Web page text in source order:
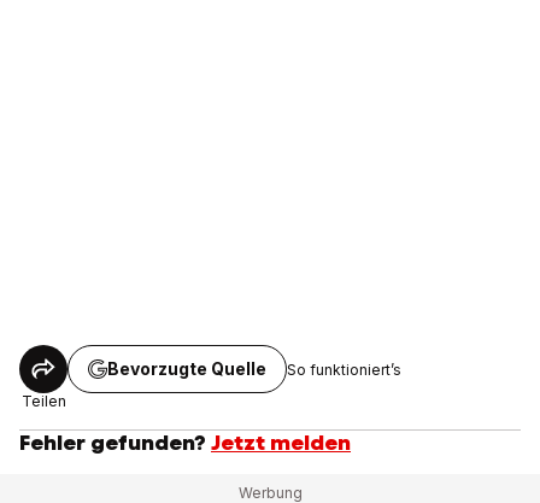
Teilen
Bevorzugte Quelle So funktioniert’s
Fehler gefunden? Jetzt melden